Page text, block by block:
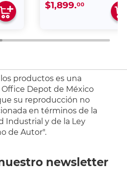
$1,899.00
productos es una
Depot de México
su reproducción no
en términos de la
Industrial y de la Ley
de Autor".
newsletter